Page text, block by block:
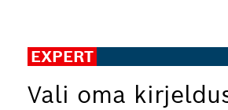
EXPERT
Vali oma